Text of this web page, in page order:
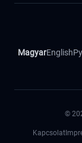
MagyarEnglish
©
Kapcsolat